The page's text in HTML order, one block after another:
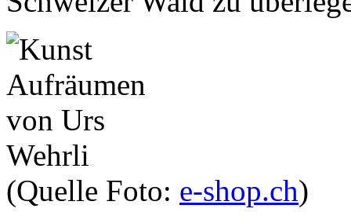
(Quelle Foto: e-shop.ch)